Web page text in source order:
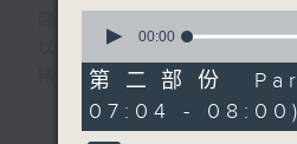
以、不知底蘊。
精彩內容絕對不容錯過
事，探究箇中原由根據，
食物、食具增進生活知識
seconds
53
minutes,
30
seconds
00:00
第二部份
07:04 - 08:00)